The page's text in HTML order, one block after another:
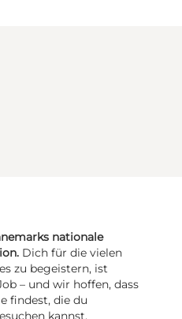
nationale
Dich für die vielen
zu begeistern, ist
– und wir hoffen, dass
findest, die du
kannst.